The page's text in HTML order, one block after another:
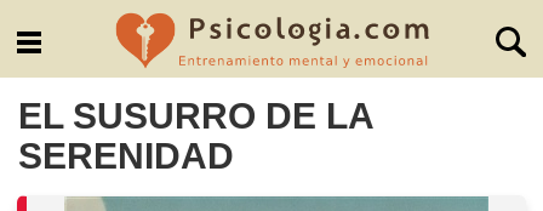
EL SUSURRO DE LA
SERENIDAD